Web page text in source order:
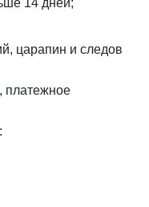
царапин и следов
платежное